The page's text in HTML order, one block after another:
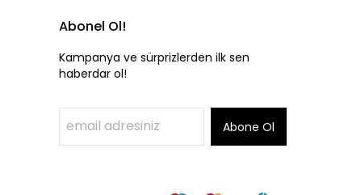
Abonel Ol!
Kampanya ve sürprizlerden ilk sen
haberdar ol!
Abone Ol